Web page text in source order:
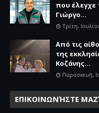
που έλεγχε
Γιώργο...
Τρίτη,
Από τις
της
Κοζάνης...
Παρασκευή,
ΕΠΙΚΟΙΝΩΝΉΣΤΕ